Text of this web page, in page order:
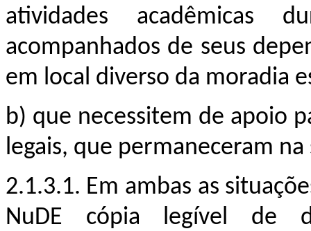
atividades acadêmicas
acompanhados de seus
em local diverso da moradia
b) que necessitem de apoio
legais, que permaneceram
2.1.3.1. Em ambas as
NuDE cópia legível de